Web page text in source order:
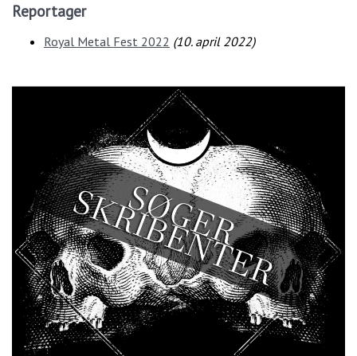
Reportager
Royal Metal Fest 2022 (10. april 2022)